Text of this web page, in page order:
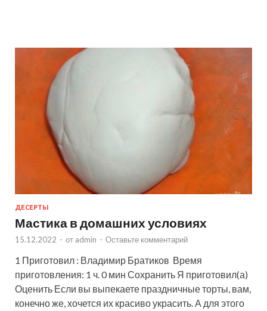
ДЕСЕРТЫ
Мастика в домашних условиях
15.12.2022 - от admin - Оставьте комментарий
1 Приготовил : Владимир Братиков Время
приготовления: 1 ч. 0 мин Сохранить Я приготовил(а)
Оценить Если вы выпекаете праздничные торты, вам,
конечно же, хочется их красиво украсить. А для этого